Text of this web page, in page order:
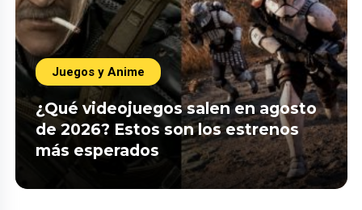
Juegos y Anime
¿Qué videojuegos salen en agosto
de 2026? Estos son los estrenos
más esperados